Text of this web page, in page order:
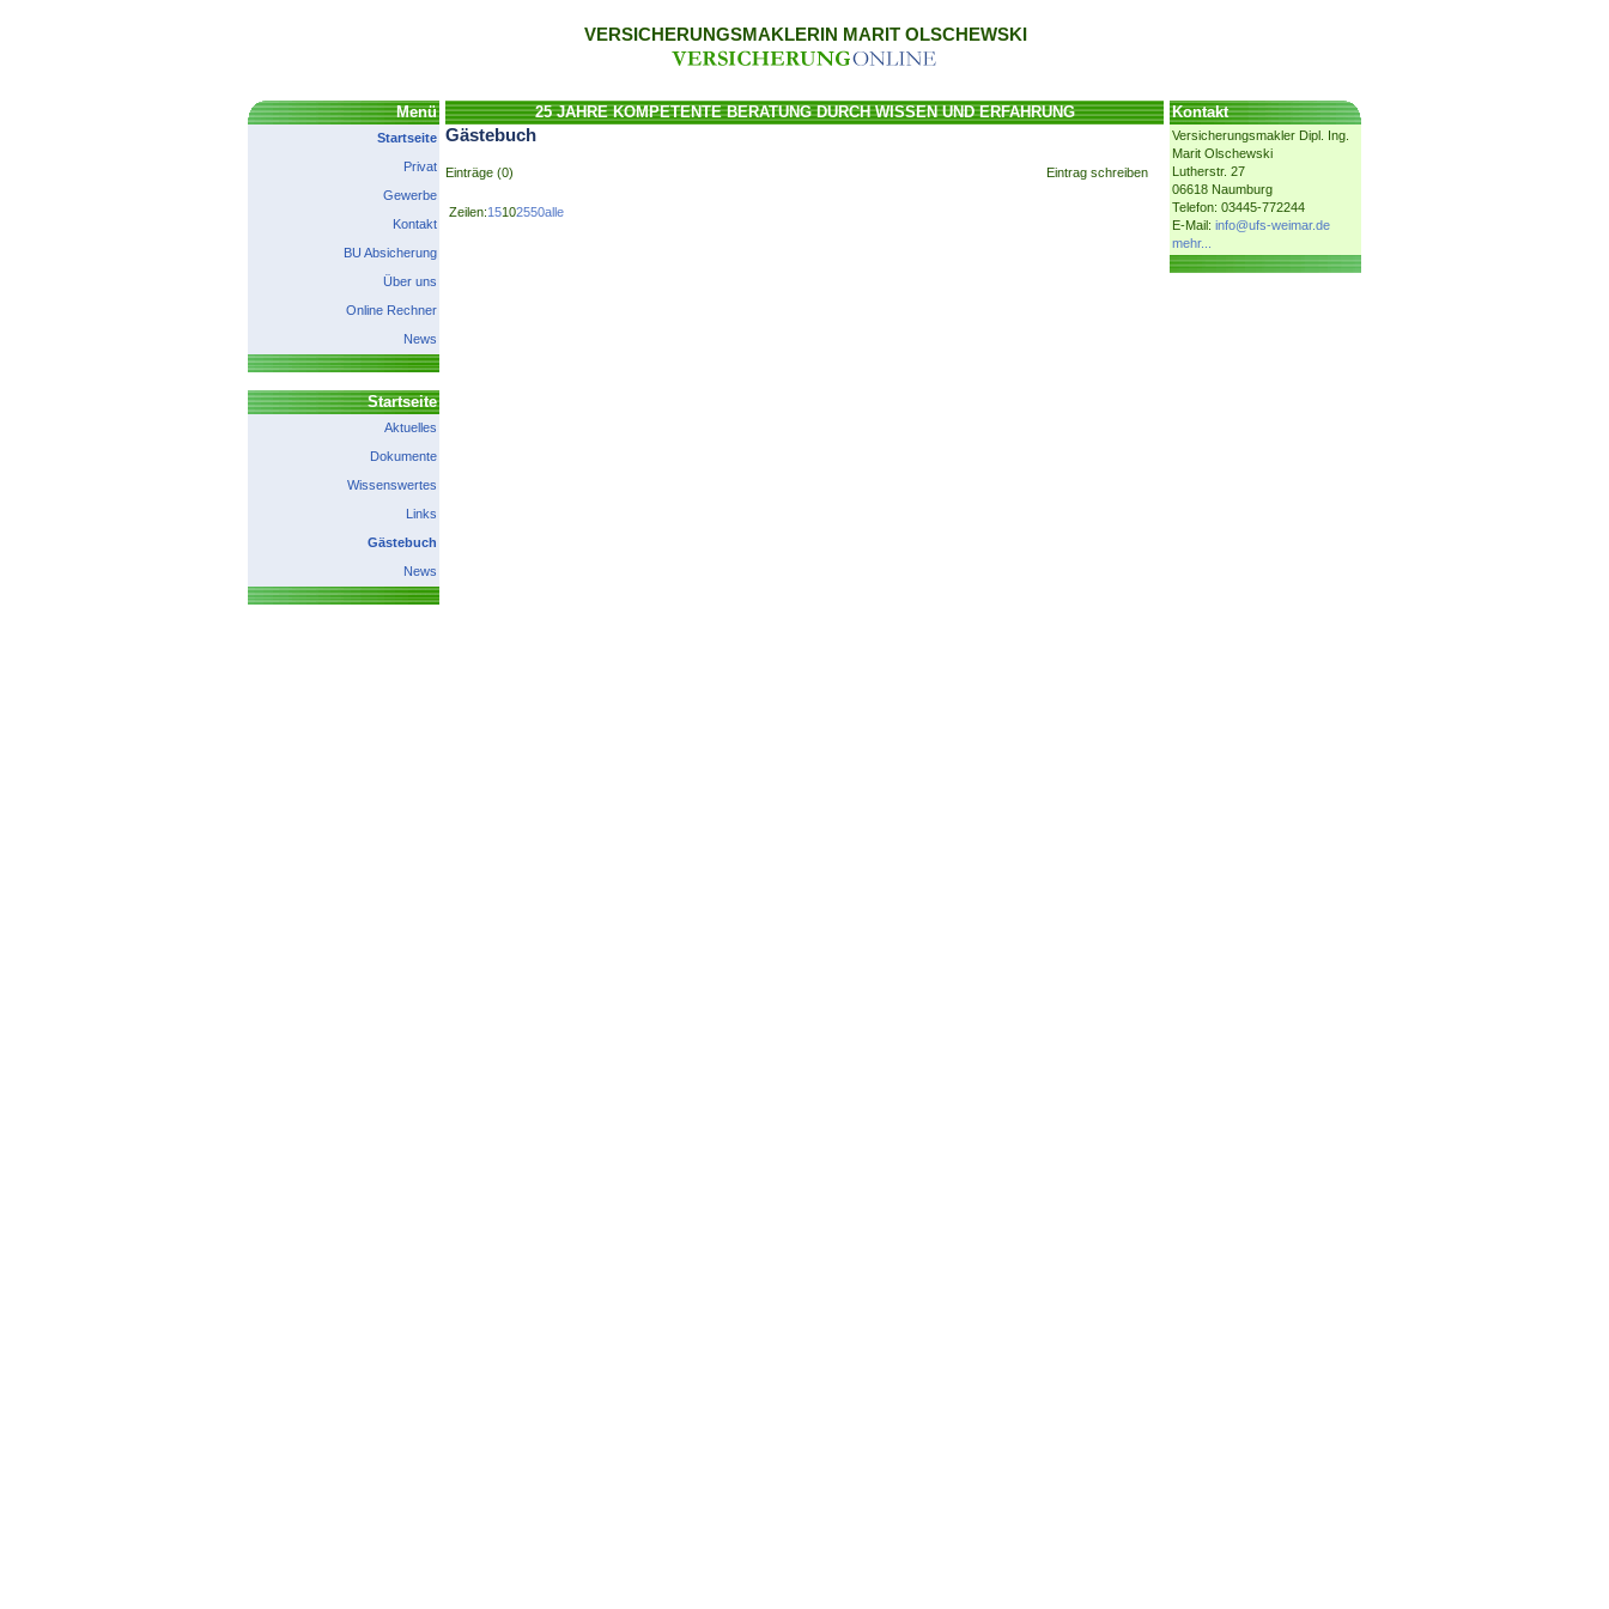
VERSICHERUNGSMAKLERIN MARIT OLSCHEWSKI
Menü
Startseite
Privat
Gewerbe
Kontakt
BU Absicherung
Über uns
Online Rechner
News
Startseite
Aktuelles
Dokumente
Wissenswertes
Links
Gästebuch
News
25 JAHRE KOMPETENTE BERATUNG DURCH WISSEN UND ERFAHRUNG
Gästebuch
Einträge (0) Eintrag schreiben
Zeilen:15102550alle
Kontakt
Versicherungsmakler Dipl. Ing.
Marit Olschewski
Lutherstr. 27
06618 Naumburg
Telefon: 03445-772244
E-Mail: info@ufs-weimar.de
mehr...